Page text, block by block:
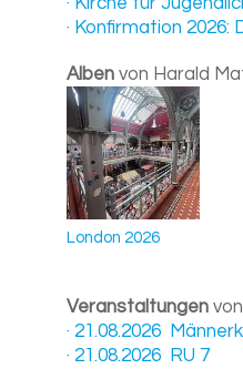
· Konfirmation 2026:
Alben von Harald
London 2026
Veranstaltungen
· 21.08.2026
· 21.08.2026 RU 7